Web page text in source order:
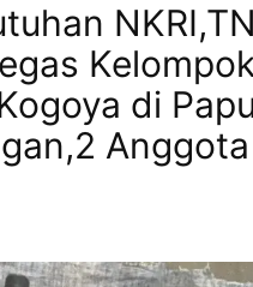
Kelompok
di